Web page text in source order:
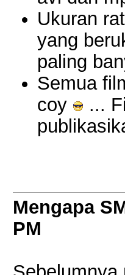
Ukuran
yang
paling
Semua
coy
...
Mengapa
PM